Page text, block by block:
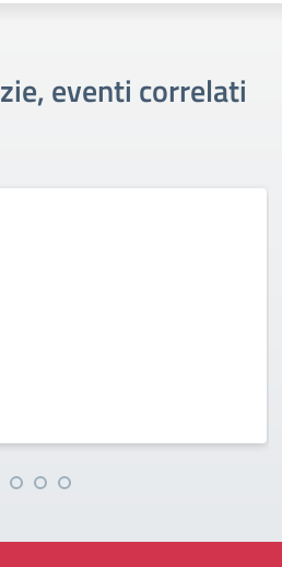
eventi correlati